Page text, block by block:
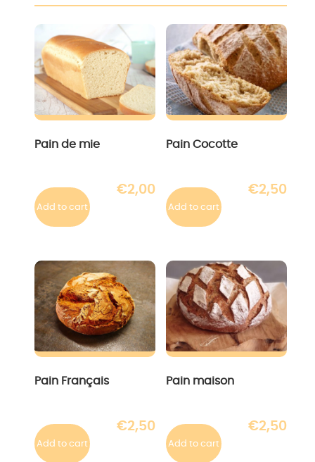
Pain de mie
€2,00
Add to cart
Pain Cocotte
€2,50
Add to cart
Pain Français
€2,50
Add to cart
Pain maison
€2,50
Add to cart